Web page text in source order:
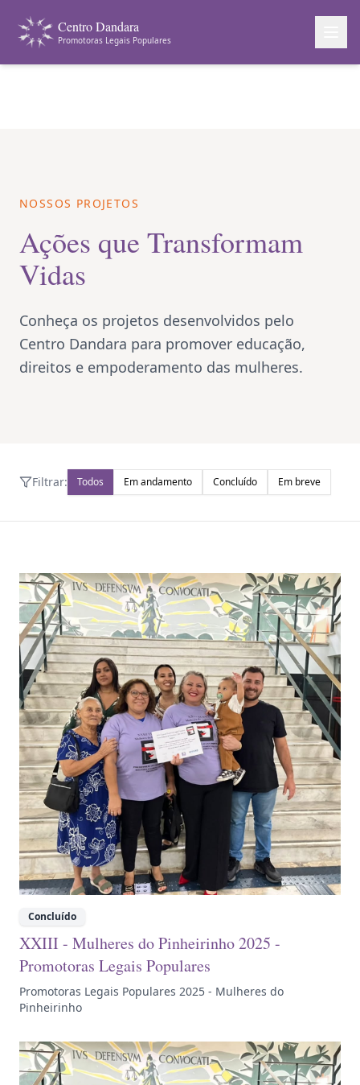
Centro Dandara
Promotoras Legais Populares
NOSSOS PROJETOS
Ações que Transformam
Vidas
Conheça os projetos desenvolvidos pelo
Centro Dandara para promover educação,
direitos e empoderamento das mulheres.
Filtrar: Todos Em andamento Concluído Em breve
Concluído
XXIII - Mulheres do Pinheirinho 2025 -
Promotoras Legais Populares
Promotoras Legais Populares 2025 - Mulheres do
Pinheirinho